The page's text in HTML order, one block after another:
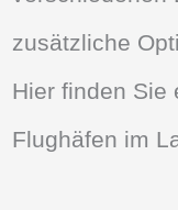
zusätzliche
Hier finden Sie
Flughäfen im